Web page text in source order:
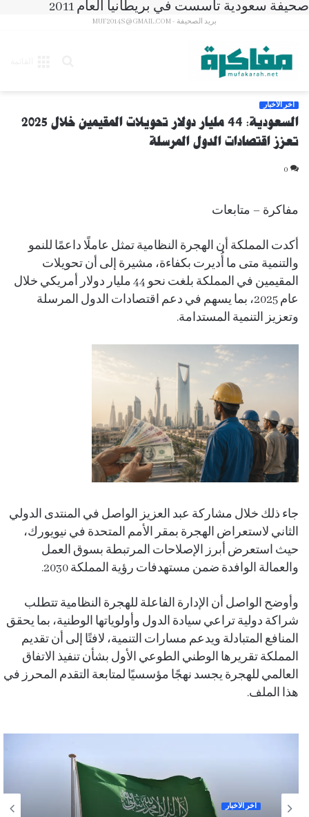
صحيفة سعودية تأسست في بريطانيا العام 2011
بريد الصحيفة - MUF2014S@GMAIL.COM
آخر الأخبار
السعودية: 44 مليار دولار تحويلات المقيمين خلال 2025
تعزز اقتصادات الدول المرسلة
0
مفاكرة – متابعات
أكدت المملكة أن الهجرة النظامية تمثل عاملًا داعمًا للنمو
والتنمية متى ما أُديرت بكفاءة، مشيرة إلى أن تحويلات
المقيمين في المملكة بلغت نحو 44 مليار دولار أمريكي خلال
عام 2025، بما يسهم في دعم اقتصادات الدول المرسلة
وتعزيز التنمية المستدامة.
جاء ذلك خلال مشاركة عبد العزيز الواصل في المنتدى الدولي
الثاني لاستعراض الهجرة بمقر الأمم المتحدة في نيويورك،
حيث استعرض أبرز الإصلاحات المرتبطة بسوق العمل
والعمالة الوافدة ضمن مستهدفات رؤية المملكة 2030 .
وأوضح الواصل أن الإدارة الفاعلة للهجرة النظامية تتطلب
شراكة دولية تراعي سيادة الدول وأولوياتها الوطنية، بما يحقق
المنافع المتبادلة ويدعم مسارات التنمية، لافتًا إلى أن تقديم
المملكة تقريرها الوطني الطوعي الأول بشأن تنفيذ الاتفاق
العالمي للهجرة يجسد نهجًا مؤسسيًا لمتابعة التقدم المحرز في
هذا الملف.
آخر الأخبار